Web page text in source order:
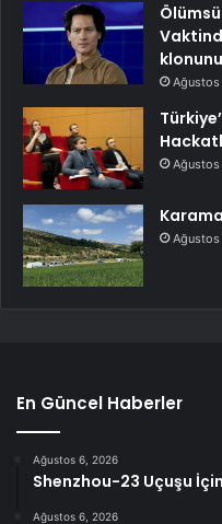
En Güncel Haberler
Ağustos 6, 2026
Shenzhou-23 Uçuşu
Ağustos 6, 2026